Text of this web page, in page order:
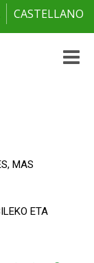
CASTELLANO
Toggle
MAS
ETA